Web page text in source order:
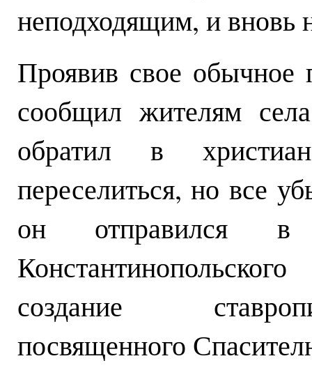
неподходящим, и вновь
Проявив свое обычное
сообщил жителям
обратил в
переселиться, но все
он отправился в
создание
посвященного